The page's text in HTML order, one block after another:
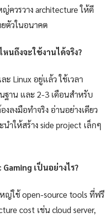
ควรวาง architecture ให้ดี
ตัวในอนาคต
นถึงจะใช้งานได้จริง?
ะ Linux อยู่แล้ว ใช้เวลา
าน และ 2-3 เดือนสำหรับ
ลงมือทำจริง อ่านอย่างเดียว
ำให้สร้าง side project เล็กๆ
เป็นอย่างไร?
ญ่ใช้ open-source tools ที่ฟรี
cost เช่น cloud server,